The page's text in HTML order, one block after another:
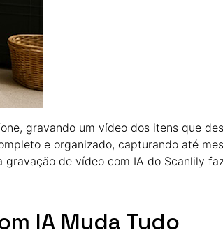
gravando um vídeo dos itens que
e organizado, capturando até
gravação de vídeo com IA do Scanlily
IA Muda Tudo